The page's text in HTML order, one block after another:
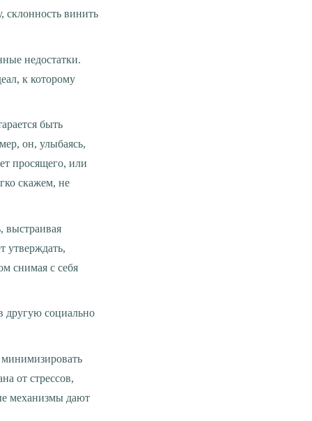
склонность винить
недостатки.
к которому
быть
он, улыбаясь,
просящего, или
скажем, не
выстраивая
утверждать,
снимая с себя
другую социально
от стрессов,
механизмы дают